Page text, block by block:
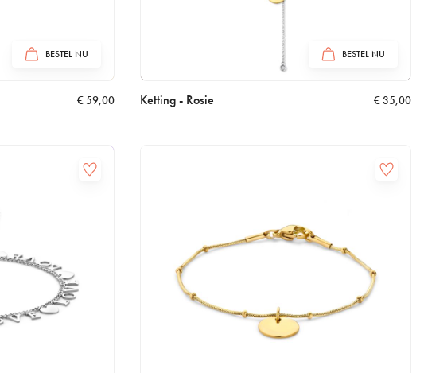
BESTEL NU
€59,00
BESTEL NU
Ketting - Rosie €35,00